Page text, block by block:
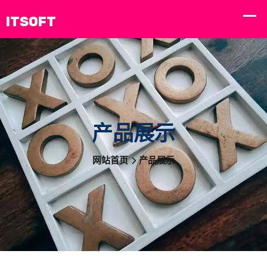
产品展示
网站首页 产品展示